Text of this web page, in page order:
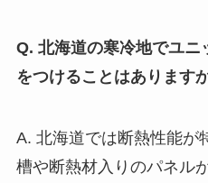
Q. 北海道の寒冷地でユニ
をつけることはあります
A. 北海道では断熱性能が
槽や断熱材入りのパネル